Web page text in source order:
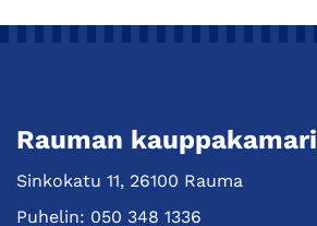
Rauman kauppakamari
Sinkokatu 11, 26100 Rauma
Puhelin: 050 348 1336